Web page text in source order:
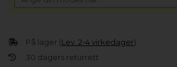
På lager (Lev. 2-4 virkedager).
30 dagers returrett